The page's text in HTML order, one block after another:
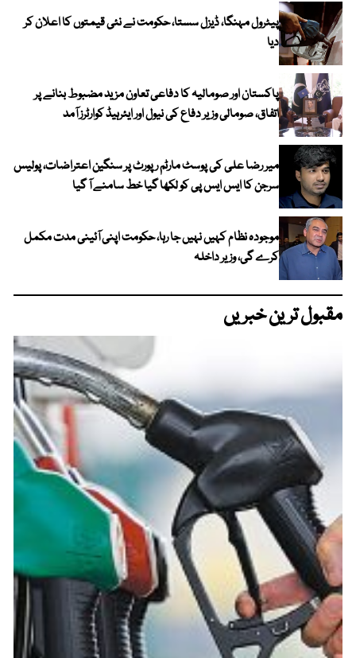
پیٹرول مہنگا، ڈیزل سستا، حکومت نے نئی قیمتوں کا اعلان کر
دیا
پاکستان اور صومالیہ کا دفاعی تعاون مزید مضبوط بنانے پر
اتفاق، صومالی وزیر دفاع کی نیول اور ایئرہیڈ کوارٹرز آمد
میر رضا علی کی پوسٹ مارٹم رپورٹ پر سنگین اعتراضات، پولیس
سرجن کا ایس ایس پی کو لکھا گیا خط سامنے آ گیا
موجودہ نظام کہیں نہیں جا رہا، حکومت اپنی آئینی مدت مکمل
کرے گی، وزیر داخلہ
مقبول ترین خبریں